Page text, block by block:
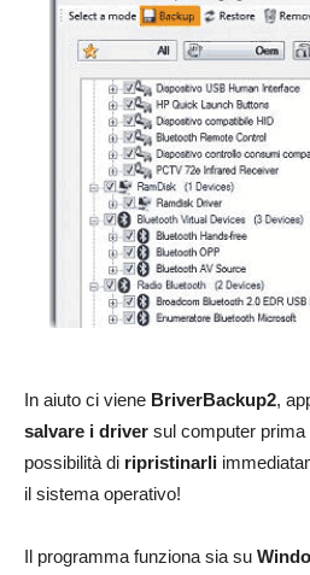
In aiuto ci viene BriverBackup2,
salvare i driver sul computer
possibilità di ripristinarli
il sistema operativo!
Il programma funziona sia su